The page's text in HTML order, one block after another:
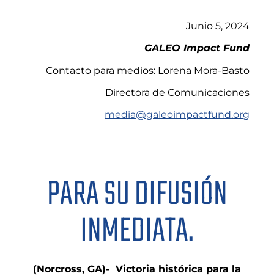
Junio 5, 2024
GALEO Impact Fund
Contacto para medios: Lorena Mora-Basto
Directora de Comunicaciones
media@galeoimpactfund.org
PARA SU DIFUSIÓN
INMEDIATA.
(Norcross, GA)- Victoria histórica para la